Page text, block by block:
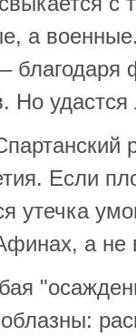
а
Но
Если
утечка
а не